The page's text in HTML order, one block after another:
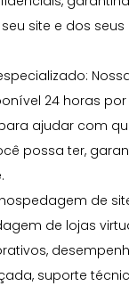
site e dos
24 horas por
ajudar com
possa ter,
de
de lojas
suporte